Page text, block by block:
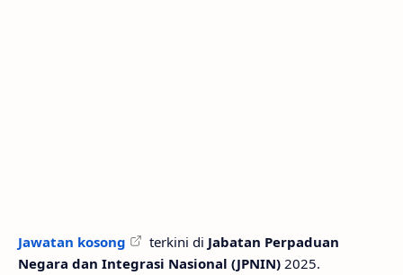
Jawatan kosong terkini di Jabatan Perpaduan
Negara dan Integrasi Nasional (JPNIN) 2025.